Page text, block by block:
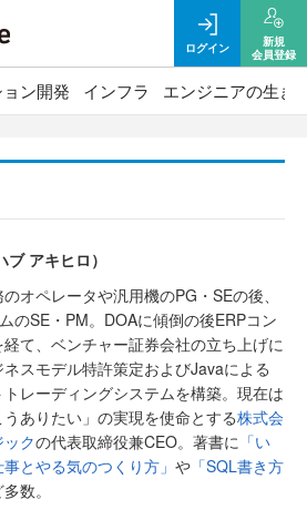
ログイン
新規
会員登録
ン開発 インフラ エンジニアの生き
アキヒロ）
オペレータや汎用機のPG・SEの後、
のSE・PM。DOAに傾倒の後ERPコン
て、ベンチャー証券会社の立ち上げに
スモデル特許策定およびJavaによる
レーディングシステムを構築。現在は
ありたい」の実現を使命とする株式会
ックの代表取締役兼CEO。著書に 「い
事とやる気のつくり方」や 「SQL書き方
数。